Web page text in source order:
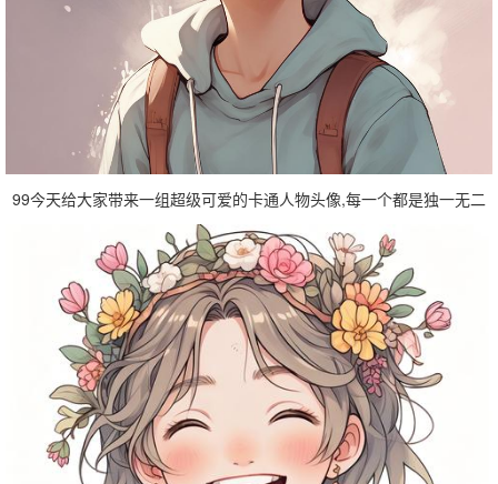
99今天给大家带来一组超级可爱的卡通人物头像,每一个都是独一无二